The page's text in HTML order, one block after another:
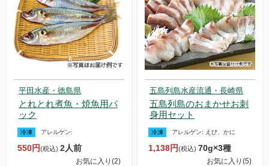
平田水産・徳島県
とれとれ煮魚・焼魚用パ
ック
冷凍 アレルゲン:
550円(税込) 2人前
お気に入り(2)
五島列島水産流通・長崎県
五島列島のおまかせお刺
身用セット
冷凍 アレルゲン: えび、かに
1,138円(税込)70g×3種
お気に入り(5)